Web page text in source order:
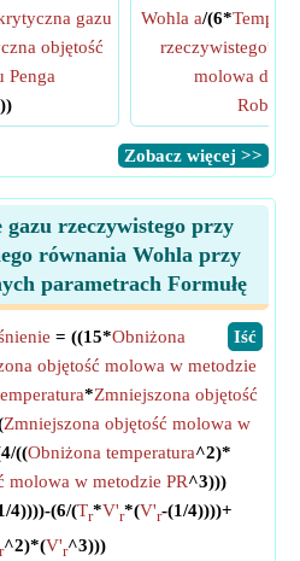
gazu
objętość
Penga
Wohla a/(6*
rzeczywistego*(
molowa dla
​Zobacz więcej >>
gazu rzeczywistego przy
równania Wohla przy
parametrach Formułę
​Iść
= ((15*Obniżona
objętość molowa w metodzie
*Zmniejszona objętość
Zmniejszona objętość molowa w
((Obniżona temperatura^2)*
molowa w metodzie PR^3)))
4))))-(6/(Tr*V'r*(V'r-(1/4))))+
r^2)*(V'r^3)))